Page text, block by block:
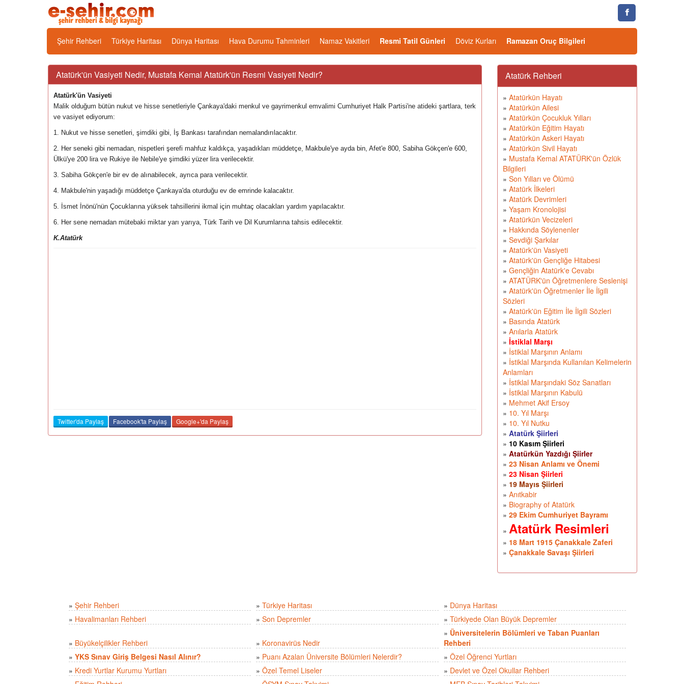
Şehir Rehberi Türkiye Haritası Dünya Haritası Hava Durumu Tahminleri Namaz Vakitleri Resmi Tatil Günleri Döviz Kurları Ramazan Oruç Bilgileri
Atatürk'ün Vasiyeti Nedir, Mustafa Kemal Atatürk'ün Resmi Vasiyeti Nedir?
Atatürk'ün Vasiyeti
Malik olduğum bütün nukut ve hisse senetleriyle Çankaya'daki menkul ve gayrimenkul emvalimi Cumhuriyet Halk Partisi'ne atideki şartlara, terk
ve vasiyet ediyorum:
1. Nukut ve hisse senetleri, şimdiki gibi, İş Bankası tarafından nemalandırılacaktır.
2. Her seneki gibi nemadan, nispetleri şerefi mahfuz kaldıkça, yaşadıkları müddetçe, Makbule'ye ayda bin, Afet'e 800, Sabiha Gökçen'e 600,
Ülkü'ye 200 lira ve Rukiye ile Nebile'ye şimdiki yüzer lira verilecektir.
3. Sabiha Gökçen'e bir ev de alınabilecek, ayrıca para verilecektir.
4. Makbule'nin yaşadığı müddetçe Çankaya'da oturduğu ev de emrinde kalacaktır.
5. İsmet İnönü'nün Çocuklarına yüksek tahsillerini ikmal için muhtaç olacakları yardım yapılacaktır.
6. Her sene nemadan mütebaki miktar yarı yarıya, Türk Tarih ve Dil Kurumlarına tahsis edilecektir.
K.Atatürk
Twitter'da Paylaş Facebook'ta Paylaş Google+'da Paylaş
Atatürk Rehberi
» Atatürkün Hayatı
» Atatürkün Ailesi
» Atatürkün Çocukluk Yılları
» Atatürkün Eğitim Hayatı
» Atatürkün Askeri Hayatı
» Atatürkün Sivil Hayatı
» Mustafa Kemal ATATÜRK'ün Özlük
Bilgileri
» Son Yılları ve Ölümü
» Atatürk İlkeleri
» Atatürk Devrimleri
» Yaşam Kronolojisi
» Atatürkün Vecizeleri
» Hakkında Söylenenler
» Sevdiği Şarkılar
» Atatürk'ün Vasiyeti
» Atatürk'ün Gençliğe Hitabesi
» Gençliğin Atatürk'e Cevabı
» ATATÜRK'ün Öğretmenlere Seslenişi
» Atatürk'ün Öğretmenler İle İlgili
Sözleri
» Atatürk'ün Eğitim İle İlgili Sözleri
» Basında Atatürk
» Anılarla Atatürk
» İstiklal Marşı
» İstiklal Marşının Anlamı
» İstiklal Marşında Kullanılan Kelimelerin
Anlamları
» İstiklal Marşındaki Söz Sanatları
» İstiklal Marşının Kabulü
» Mehmet Akif Ersoy
» 10. Yıl Marşı
» 10. Yıl Nutku
» Atatürk Şiirleri
» 10 Kasım Şiirleri
» Atatürkün Yazdığı Şiirler
» 23 Nisan Anlamı ve Önemi
» 23 Nisan Şiirleri
» 19 Mayıs Şiirleri
» Anıtkabir
» Biography of Atatürk
» 29 Ekim Cumhuriyet Bayramı
» Atatürk Resimleri
» 18 Mart 1915 Çanakkale Zaferi
» Çanakkale Savaşı Şiirleri
» Şehir Rehberi » Türkiye Haritası » Dünya Haritası
» Havalimanları Rehberi » Son Depremler » Türkiyede Olan Büyük Depremler
» Büyükelçilikler Rehberi » Koronavirüs Nedir
» Üniversitelerin Bölümleri ve Taban Puanları
Rehberi
» YKS Sınav Giriş Belgesi Nasıl Alınır? » Puanı Azalan Üniversite Bölümleri Nelerdir? » Özel Öğrenci Yurtları
» Kredi Yurtlar Kurumu Yurtları » Özel Temel Liseler » Devlet ve Özel Okullar Rehberi